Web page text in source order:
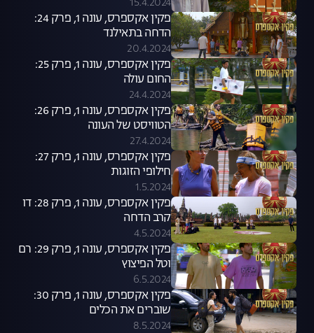
פקין אקספרס, עונה 1, פרק 24:
הדחה בתאילנד
20.4.2024
פקין אקספרס, עונה 1, פרק 25:
החום עולה
24.4.2024
פקין אקספרס, עונה 1, פרק 26:
הטוויסט של העונה
27.4.2024
פקין אקספרס, עונה 1, פרק 27:
חילופי הזוגות
1.5.2024
פקין אקספרס, עונה 1, פרק 28: דו
קרב הדחה
4.5.2024
פקין אקספרס, עונה 1, פרק 29: רם
וטל הפיצוץ
6.5.2024
פקין אקספרס, עונה 1, פרק 30:
שוברים את הכלים
8.5.2024